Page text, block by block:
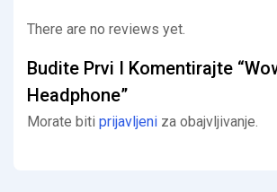
There are no reviews yet.
Budite Prvi I Komentirajte
Headphone”
Morate biti prijavljeni za obajvljivanje.